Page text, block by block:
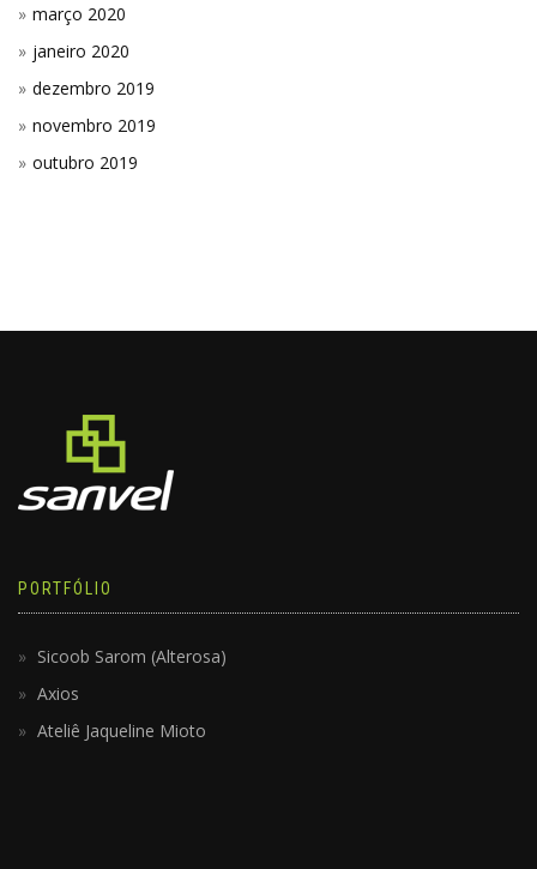
março 2020
janeiro 2020
dezembro 2019
novembro 2019
outubro 2019
PORTFÓLIO
Sicoob Sarom (Alterosa)
Axios
Ateliê Jaqueline Mioto